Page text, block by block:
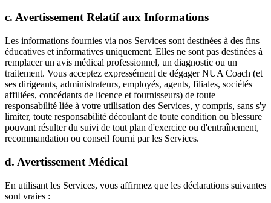
c. Avertissement Relatif aux Informations
Les informations fournies via nos Services sont destinées à des fins
éducatives et informatives uniquement. Elles ne sont pas destinées à
remplacer un avis médical professionnel, un diagnostic ou un
traitement. Vous acceptez expressément de dégager NUA Coach (et
ses dirigeants, administrateurs, employés, agents, filiales, sociétés
affiliées, concédants de licence et fournisseurs) de toute
responsabilité liée à votre utilisation des Services, y compris, sans s'y
limiter, toute responsabilité découlant de toute condition ou blessure
pouvant résulter du suivi de tout plan d'exercice ou d'entraînement,
recommandation ou conseil fourni par les Services.
d. Avertissement Médical
En utilisant les Services, vous affirmez que les déclarations suivantes
sont vraies :